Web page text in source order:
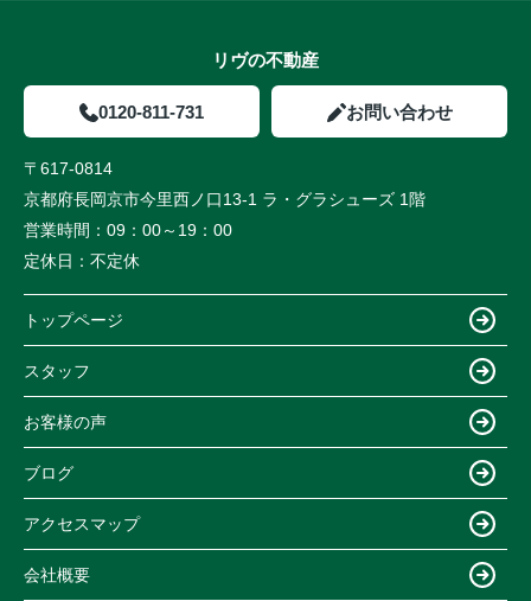
リヴの不動産
0120-811-731 お問い合わせ
〒617-0814
京都府長岡京市今里西ノ口13-1 ラ・グラシューズ 1階
営業時間： 09：00～19：00
定休日： 不定休
トップページ
スタッフ
お客様の声
ブログ
アクセスマップ
会社概要